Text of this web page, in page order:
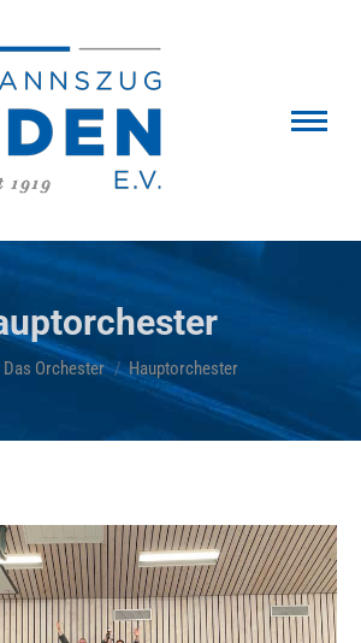
sich hier:
Das Orchester Hauptorchester